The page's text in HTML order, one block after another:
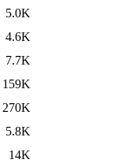
5.0K
4.6K
7.7K
159K
270K
5.8K
14K